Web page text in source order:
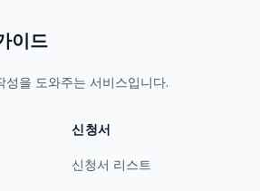
이드
성을 도와주는 서비스입니다.
신청서
신청서 리스트